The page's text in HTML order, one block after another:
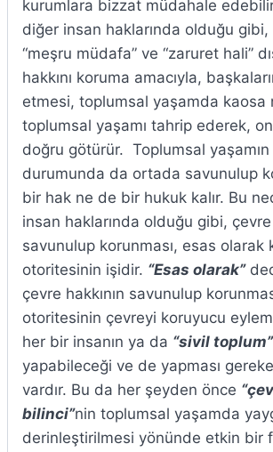
kurumlara bizzat müdahale
diğer insan haklarında olduğu gibi,
“meşru müdafa” ve “zaruret hali”
hakkını koruma amacıyla,
etmesi, toplumsal yaşamda kaosa
toplumsal yaşamı tahrip ederek,
doğru götürür. Toplumsal yaşamın
durumunda da ortada savunulup
bir hak ne de bir hukuk kalır. Bu
insan haklarında olduğu gibi, çevre
savunulup korunması, esas olarak
otoritesinin işidir. “Esas olarak”
çevre hakkının savunulup
otoritesinin çevreyi koruyucu
her bir insanın ya da “sivil toplum”
yapabileceği ve de yapması
vardır. Bu da her şeyden önce
bilinci”nin toplumsal yaşamda
derinleştirilmesi yönünde etkin bir